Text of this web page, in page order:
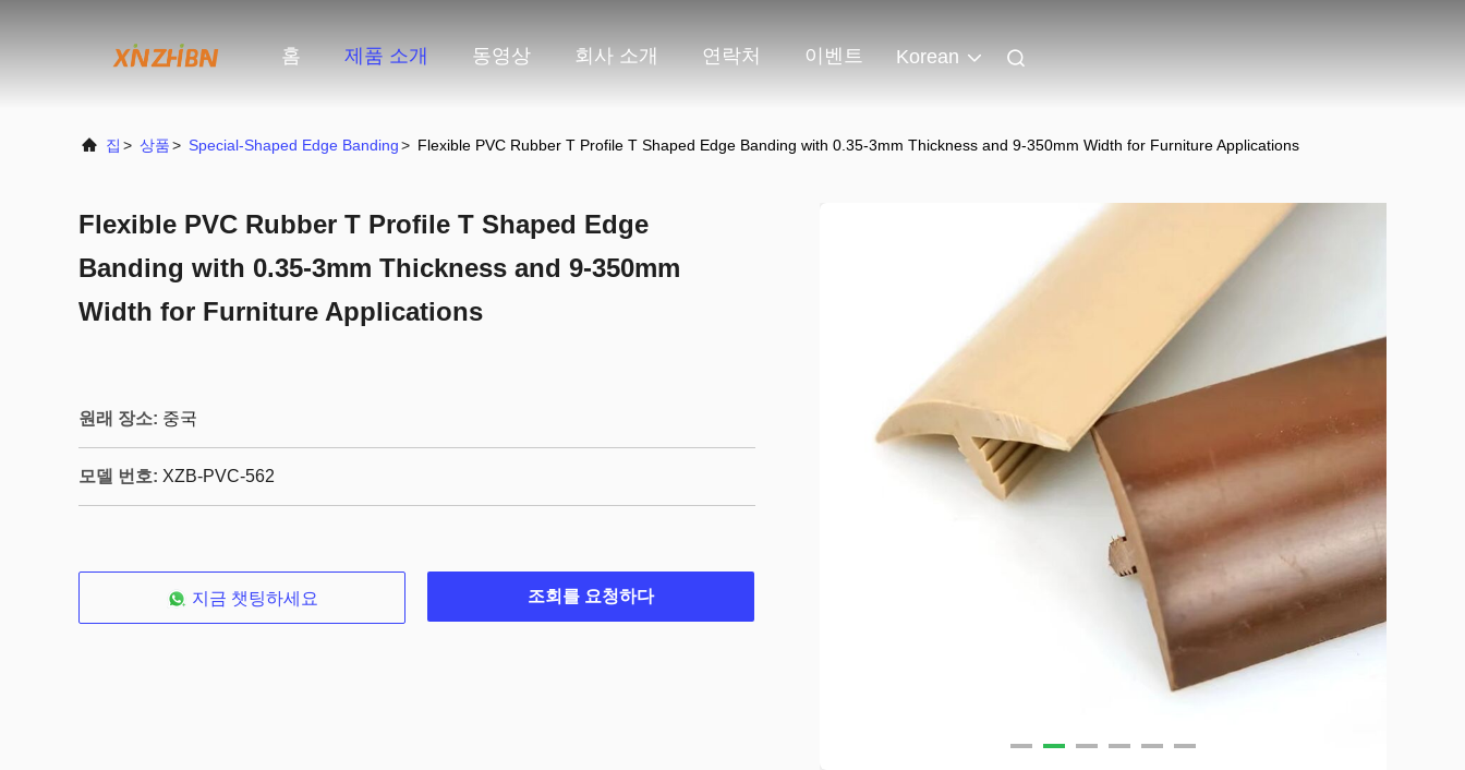
홈 제품 소개 동영상 회사 소개 연락처 이벤트 Korean
집 > 상품> Special-Shaped Edge Banding> Flexible PVC Rubber T Profile T Shaped Edge Banding with 0.35-3mm Thickness and 9-350mm Width for Furniture Applications
Flexible PVC Rubber T Profile T Shaped Edge
Banding with 0.35-3mm Thickness and 9-350mm
Width for Furniture Applications
원래 장소: 중국
모델 번호: XZB-PVC-562
지금 챗팅하세요 조회를 요청하다